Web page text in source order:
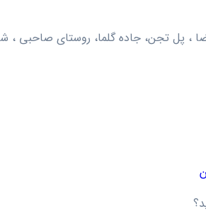
رضا ، پل تجن، جاده گلما، روستای صاحبی ،